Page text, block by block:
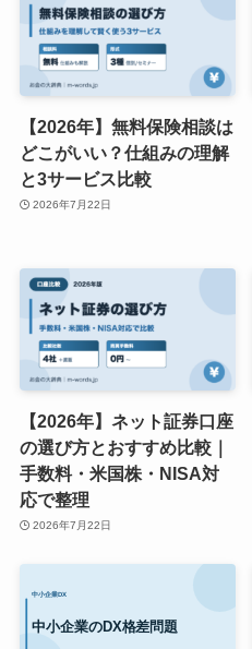
【2026年】無料保険相談は
どこがいい？仕組みの理解
と3サービス比較
2026年7月22日
【2026年】ネット証券口座
の選び方とおすすめ比較｜
手数料・米国株・NISA対
応で整理
2026年7月22日